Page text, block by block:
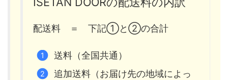
配送料 ＝ 下記①と②の合計
送料（全国共通）
追加送料（お届け先の地域によっ